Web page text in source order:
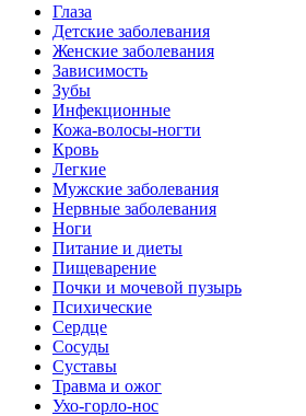
Глаза
Детские заболевания
Женские заболевания
Зависимость
Зубы
Инфекционные
Кожа-волосы-ногти
Кровь
Легкие
Мужские заболевания
Нервные заболевания
Ноги
Питание и диеты
Пищеварение
Почки и мочевой пузырь
Психические
Сердце
Сосуды
Суставы
Травма и ожог
Ухо-горло-нос